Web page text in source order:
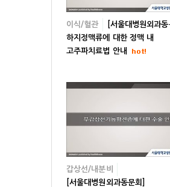
이식/혈관
[서울대병원외과
하지정맥류에 대한 정맥 내
고주파치료법 안내
갑상선/내분비
[서울대병원외과동문회]